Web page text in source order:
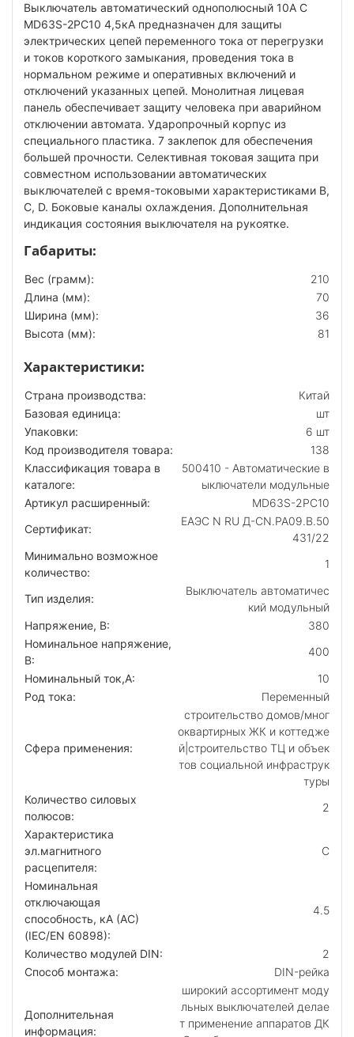
Выключатель автоматический однополюсный 10А C
MD63S-2PC10 4,5кА предназначен для защиты
электрических цепей переменного тока от перегрузки
и токов короткого замыкания, проведения тока в
нормальном режиме и оперативных включений и
отключений указанных цепей. Монолитная лицевая
панель обеспечивает защиту человека при аварийном
отключении автомата. Ударопрочный корпус из
специального пластика. 7 заклепок для обеспечения
большей прочности. Селективная токовая защита при
совместном использовании автоматических
выключателей с время-токовыми характеристиками B,
C, D. Боковые каналы охлаждения. Дополнительная
индикация состояния выключателя на рукоятке.
Габариты:
Вес (грамм):
210
Длина (мм):
70
Ширина (мм):
36
Высота (мм):
81
Характеристики:
Страна производства:
Китай
Базовая единица:
шт
Упаковки:
6 шт
Код производителя товара:
138
Классификация товара в
каталоге:
500410 - Автоматические в
ыключатели модульные
Артикул расширенный:
MD63S-2PC10
Сертификат:
ЕАЭС N RU Д-CN.РА09.В.50
431/22
Минимально возможное
количество:
1
Тип изделия:
Выключатель автоматичес
кий модульный
Напряжение, В:
380
Номинальное напряжение,
В:
400
Номинальный ток,А:
10
Род тока:
Переменный
Сфера применения:
строительство домов/мног
оквартирных ЖК и коттедже
й|строительство ТЦ и объек
тов социальной инфраструк
туры
Количество силовых
полюсов:
2
Характеристика
эл.магнитного
расцепителя:
C
Номинальная
отключающая
способность, кA (AC)
(IEC/EN 60898):
4.5
Количество модулей DIN:
2
Способ монтажа:
DIN-рейка
Дополнительная
информация:
широкий ассортимент моду
льных выключателей делае
т применение аппаратов ДК